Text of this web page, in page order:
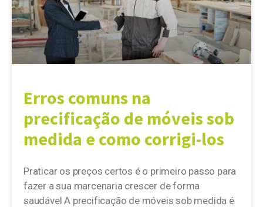
Erros comuns na
precificação de móveis sob
medida e como corrigi-los
Praticar os preços certos é o primeiro passo para
fazer a sua marcenaria crescer de forma
saudável A precificação de móveis sob medida é